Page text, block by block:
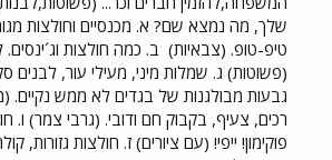
שלך, מה נמצא שם? א. מכנסיים וחולצות
טיפ-טופ. (צבאיות) ב. כמה חולצות
(פשוטות) ג. שמלות מיני, מעילי עור, לבנים
גבעות מבולגנות של בגדים לא ממש נקיים.
רכים, צעיף, בקבוק חם ודובי. (גרבי צמר)
פוקימון! ייפי! (עם ציורים) ז. חולצות גזורות,